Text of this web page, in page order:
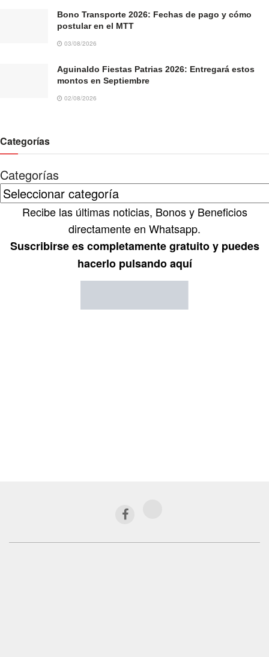
Bono Transporte 2026: Fechas de pago y cómo
postular en el MTT
03/08/2026
Aguinaldo Fiestas Patrias 2026: Entregará estos
montos en Septiembre
02/08/2026
Categorías
Categorías
Recibe las últimas noticias, Bonos y Beneficios
directamente en Whatsapp.
Suscribirse es completamente gratuito y puedes
hacerlo pulsando aquí